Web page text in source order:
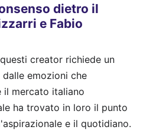
dietro il
e Fabio
creator richiede un
emozioni che
il mercato italiano
ha trovato in loro il punto
e il quotidiano.